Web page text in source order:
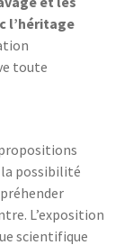
l’héritage
toute
possibilité
L’exposition
scientifique